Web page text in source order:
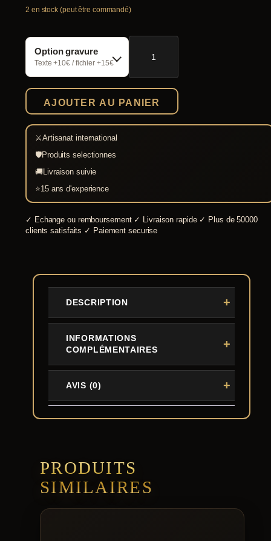
2 en stock (peut être commandé)
Option gravure
Texte +10€ / fichier +15€
quantité
romain
AJOUTER AU PANIER
⚔Artisanat international
🛡Produits selectionnes
🚚Livraison suivie
⭐15 ans d'experience
✓ Echange ou remboursement ✓ Livraison rapide ✓ Plus de 50000
clients satisfaits ✓ Paiement securise
DESCRIPTION
INFORMATIONS
COMPLÉMENTAIRES
AVIS (0)
PRODUITS
SIMILAIRES